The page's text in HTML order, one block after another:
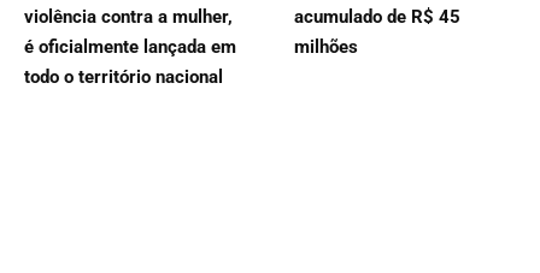
violência contra a mulher,
é oficialmente lançada em
todo o território nacional
acumulado de R$ 45
milhões